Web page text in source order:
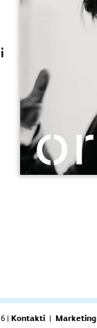
| Kontakti | Marketing